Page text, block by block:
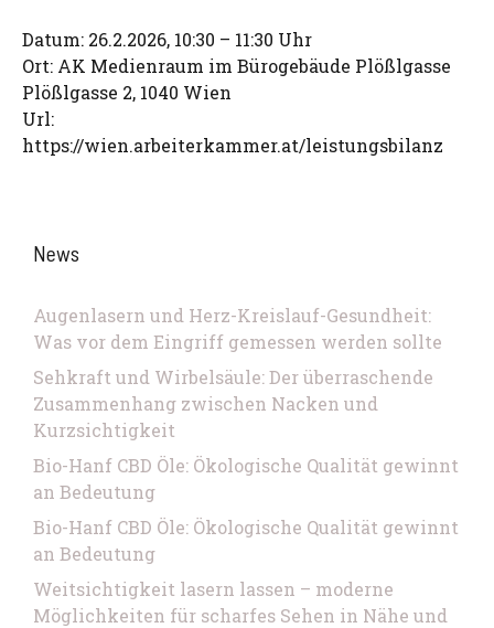
Datum: 26.2.2026, 10:30 – 11:30 Uhr
Ort: AK Medienraum im Bürogebäude Plößlgasse
Plößlgasse 2, 1040 Wien
Url:
https://wien.arbeiterkammer.at/leistungsbilanz
News
Augenlasern und Herz-Kreislauf-Gesundheit:
Was vor dem Eingriff gemessen werden sollte
Sehkraft und Wirbelsäule: Der überraschende
Zusammenhang zwischen Nacken und
Kurzsichtigkeit
Bio-Hanf CBD Öle: Ökologische Qualität gewinnt
an Bedeutung
Bio-Hanf CBD Öle: Ökologische Qualität gewinnt
an Bedeutung
Weitsichtigkeit lasern lassen – moderne
Möglichkeiten für scharfes Sehen in Nähe und